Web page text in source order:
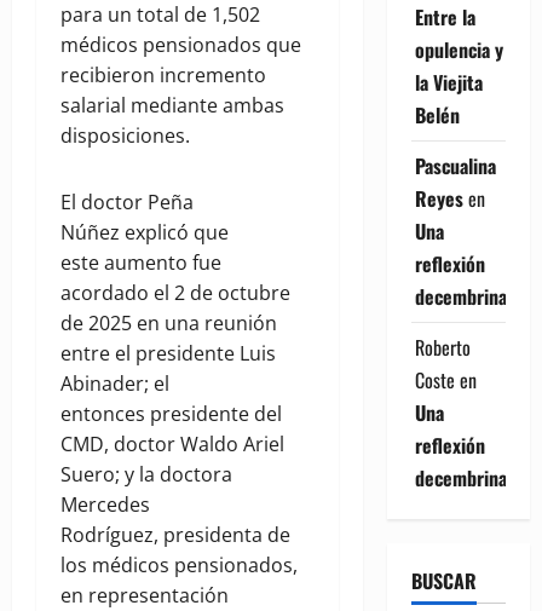
para un total de 1,502
médicos pensionados que
recibieron incremento
salarial mediante ambas
disposiciones.
El doctor Peña
Núñez explicó que
este aumento fue
acordado el 2 de octubre
de 2025 en una reunión
entre el presidente Luis
Abinader; el
entonces presidente del
CMD, doctor Waldo Ariel
Suero; y la doctora
Mercedes
Rodríguez, presidenta de
los médicos pensionados,
en representación
Entre la
opulencia y
la Viejita
Belén
Pascualina
Reyesen
Una
reflexión
decembrina
Roberto
Coste en
Una
reflexión
decembrina
BUSCAR